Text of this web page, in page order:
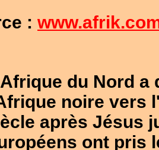
:
du Nord a
noire vers
après Jésus
ont pris